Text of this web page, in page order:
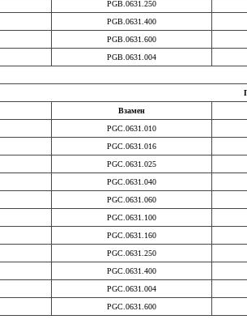
PGB.0631.250
PGB.0631.400
PGB.0631.600
PGB.0631.004
Взамен
PGC.0631.010
PGC.0631.016
PGC.0631.025
PGC.0631.040
PGC.0631.060
PGC.0631.100
PGC.0631.160
PGC.0631.250
PGC.0631.400
PGC.0631.004
PGC.0631.600